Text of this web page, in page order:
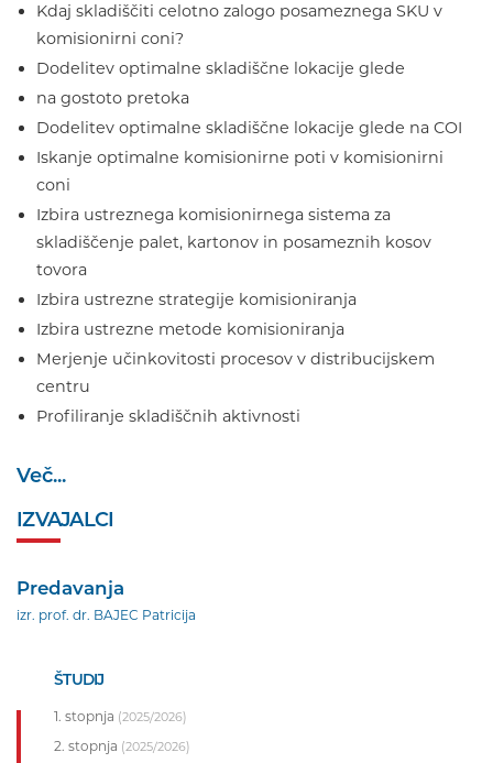
Kdaj skladiščiti celotno zalogo posameznega SKU v
komisionirni coni?
Dodelitev optimalne skladiščne lokacije glede
na gostoto pretoka
Dodelitev optimalne skladiščne lokacije glede na COI
Iskanje optimalne komisionirne poti v komisionirni
coni
Izbira ustreznega komisionirnega sistema za
skladiščenje palet, kartonov in posameznih kosov
tovora
Izbira ustrezne strategije komisioniranja
Izbira ustrezne metode komisioniranja
Merjenje učinkovitosti procesov v distribucijskem
centru
Profiliranje skladiščnih aktivnosti
Več...
IZVAJALCI
Predavanja
izr. prof. dr. BAJEC Patricija
ŠTUDIJ
1. stopnja (2025/2026)
2. stopnja (2025/2026)